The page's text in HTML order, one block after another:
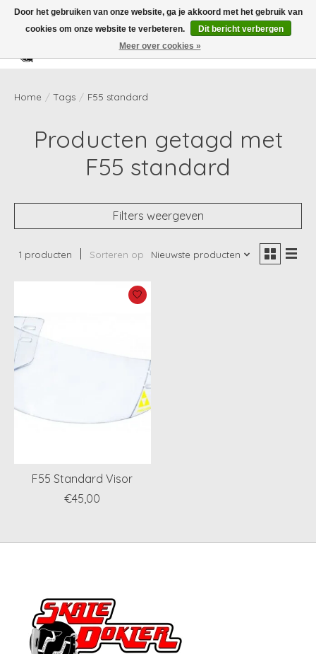
Verlanglijst
Home / Tags / F55 standard
Producten getagd met
F55 standard
Filters weergeven
1 producten Sorteren op Nieuwste producten
F55 Standard Visor
€45,00
Door het gebruiken van onze website, ga je akkoord met het gebruik van
cookies om onze website te verbeteren.
Dit bericht verbergen
Meer over cookies »